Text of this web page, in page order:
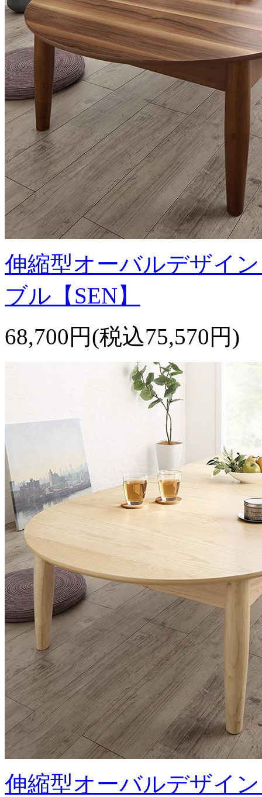
伸縮型オーバルデザイ
ブル【SEN】
68,700円(税込75,570円)
伸縮型オーバルデザイ